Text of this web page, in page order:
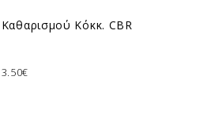
Κόκκ. CBR
3.50€